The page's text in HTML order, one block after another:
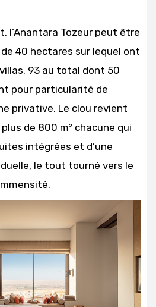
l’Anantara Tozeur peut être
40 hectares sur lequel ont
93 au total dont 50
pour particularité de
privative. Le clou revient
de 800 m² chacune qui
intégrées et d’une
le tout tourné vers le